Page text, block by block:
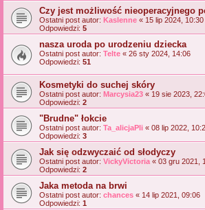
Czy jest możliwość nieoperacyjnego
Ostatni post autor: Kaslenne « 15 lip 2024, 10:30
Odpowiedzi: 5
nasza uroda po urodzeniu dziecka
Ostatni post autor: Telte « 26 sty 2024, 14:06
Odpowiedzi: 51
Kosmetyki do suchej skóry
Ostatni post autor: Marcysia23 « 19 sie 2023,
Odpowiedzi: 2
"Brudne" łokcie
Ostatni post autor: Ta_alicjaPli « 08 lip 2022,
Odpowiedzi: 3
Jak się odzwyczaić od słodyczy
Ostatni post autor: VickyVictoria « 03 gru 2021,
Odpowiedzi: 2
Jaka metoda na brwi
Ostatni post autor: chances « 14 lip 2021, 09:06
Odpowiedzi: 1